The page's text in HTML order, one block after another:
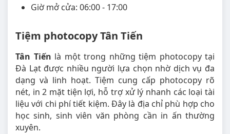
Giờ mở cửa: 06:00 - 17:00
Tiệm photocopy Tân Tiến
Tân Tiến là một trong những tiệm photocopy tại
Đà Lạt được nhiều người lựa chọn nhờ dịch vụ đa
dạng và linh hoạt. Tiệm cung cấp photocopy rõ
nét, in 2 mặt tiện lợi, hỗ trợ xử lý nhanh các loại tài
liệu với chi phí tiết kiệm. Đây là địa chỉ phù hợp cho
học sinh, sinh viên văn phòng cần in ấn thường
xuyên.